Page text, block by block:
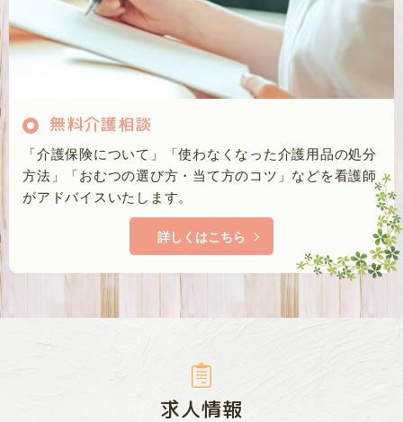
無料介護相談
「介護保険について」「使わなくなった介護用品の処分
方法」「おむつの選び方・当て方のコツ」などを看護師
がアドバイスいたします。
詳しくはこちら
求人情報